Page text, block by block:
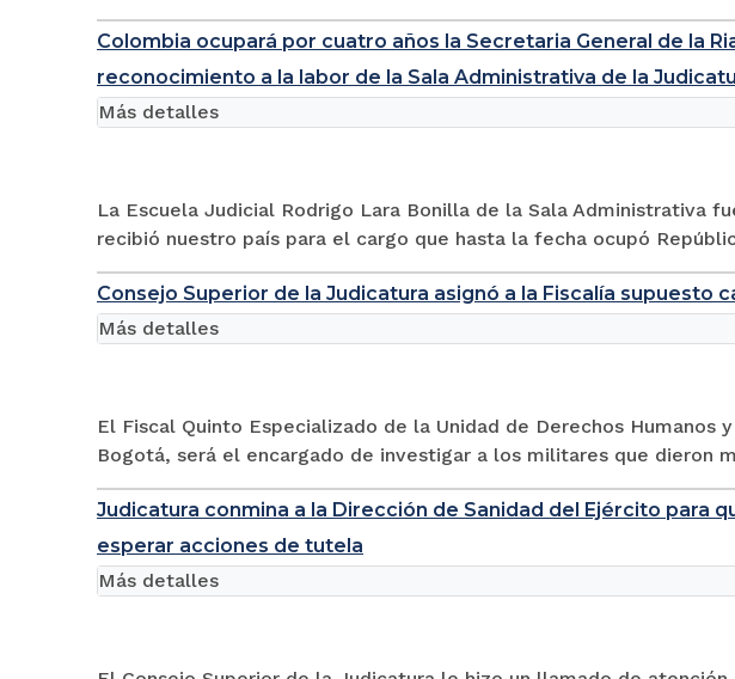
Colombia ocupará por cuatro años la Secretaria General de la
reconocimiento a la labor de la Sala Administrativa de la
La Escuela Judicial Rodrigo Lara Bonilla de la Sala Administrativa
recibió nuestro país para el cargo que hasta la fecha ocupó
Más detalles
Consejo Superior de la Judicatura asignó a la Fiscalía supuesto
El Fiscal Quinto Especializado de la Unidad de Derechos Humanos
Bogotá, será el encargado de investigar a los militares que dieron
Más detalles
Judicatura conmina a la Dirección de Sanidad del Ejército para
esperar acciones de tutela
Más detalles